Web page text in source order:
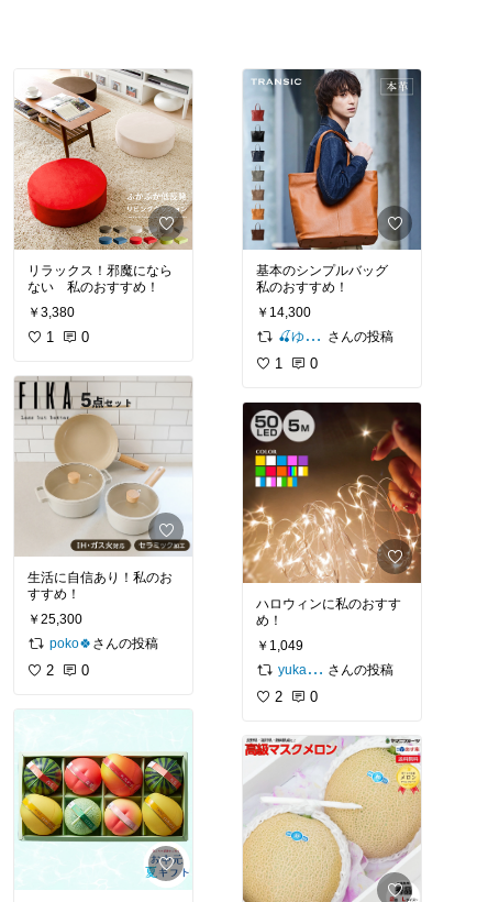
リラックス！邪魔になら
ない 私のおすすめ！
￥3,380
1 0
生活に自信あり！私のお
すすめ！
￥25,300
poko🍀 さんの投稿
2 0
基本のシンプルバッグ
私のおすすめ！
￥14,300
🍒ゆゆ🍒
さんの投稿
1 0
ハロウィンに私のおすす
め！
￥1,049
yuka*cm
さんの投稿
2 0